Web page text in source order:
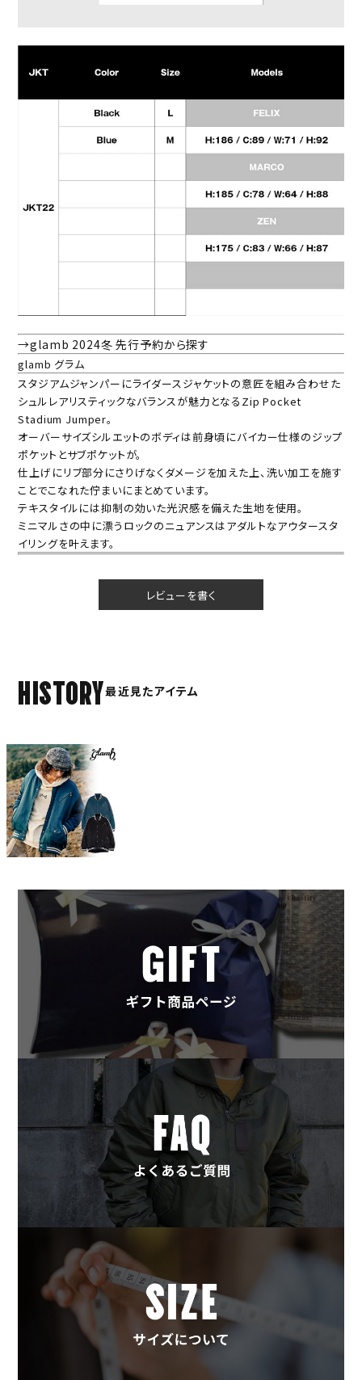
→glamb 2024冬 先行予約から探す
glamb グラム
スタジアムジャンパーにライダースジャケットの意匠を組み合わせた
シュルレアリスティックなバランスが魅力となるZip Pocket
Stadium Jumper。
オーバーサイズシルエットのボディは前身頃にバイカー仕様のジップ
ポケットとサブポケットが。
仕上げにリブ部分にさりげなくダメージを加えた上、洗い加工を施す
ことでこなれた佇まいにまとめています。
テキスタイルには抑制の効いた光沢感を備えた生地を使用。
ミニマルさの中に漂うロックのニュアンスはアダルトなアウタースタ
イリングを叶えます。
レビューを書く
HISTORY最近見たアイテム